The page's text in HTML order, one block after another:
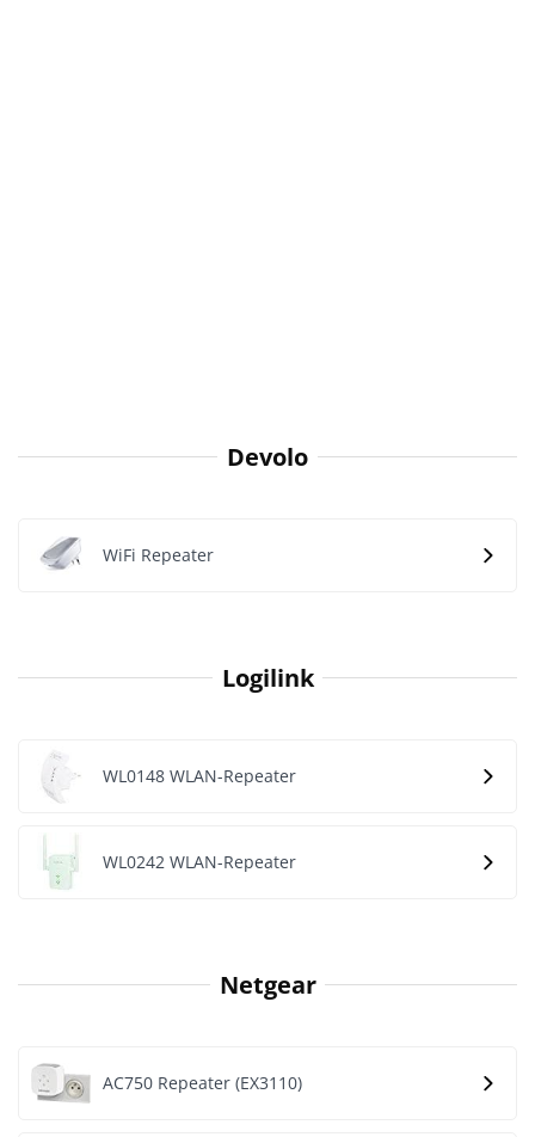
Devolo
WiFi Repeater
Logilink
WL0148 WLAN-Repeater
WL0242 WLAN-Repeater
Netgear
AC750 Repeater (EX3110)